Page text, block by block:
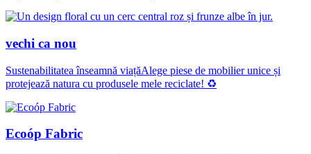
vechi ca nou
Sustenabilitatea înseamnă viațăAlege piese de mobilier unice și
protejează natura cu produsele mele reciclate! ♻️
Ecoóp Fabric